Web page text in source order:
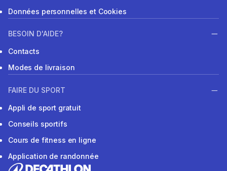
Données personnelles et Cookies
BESOIN D'AIDE?
Contacts
Modes de livraison
FAIRE DU SPORT
Appli de sport gratuit
Conseils sportifs
Cours de fitness en ligne
Application de randonnée